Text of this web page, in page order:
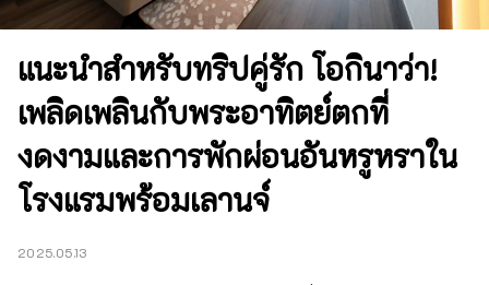
แนะนำสำหรับทริปคู่รัก โอกินาว่า!
เพลิดเพลินกับพระอาทิตย์ตกที่
งดงามและการพักผ่อนอันหรูหราใน
โรงแรมพร้อมเลานจ์
2025.05.13